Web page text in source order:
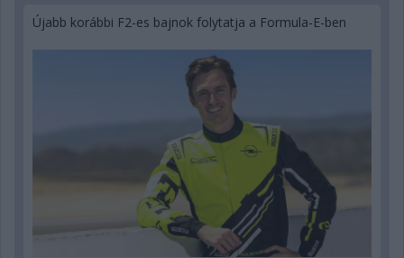
Újabb korábbi F2-es bajnok folytatja a Formula-E-ben